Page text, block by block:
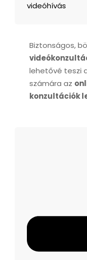
videóhívás
Biztonságos,
lehetővé teszi
számára az
konzultációk